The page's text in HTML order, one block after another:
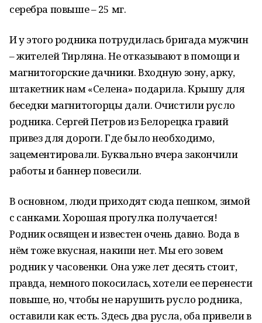
серебра повыше – 25 мг.
И у этого родника потрудилась бригада мужчин
– жителей Тирляна. Не отказывают в помощи и
магнитогорские дачники. Входную зону, арку,
штакетник нам «Селена» подарила. Крышу для
беседки магнитогорцы дали. Очистили русло
родника. Сергей Петров из Белорецка гравий
привез для дороги. Где было необходимо,
зацементировали. Буквально вчера закончили
работы и баннер повесили.
В основном, люди приходят сюда пешком, зимой
с санками. Хорошая прогулка получается!
Родник освящен и известен очень давно. Вода в
нём тоже вкусная, накипи нет. Мы его зовем
родник у часовенки. Она уже лет десять стоит,
правда, немного покосилась, хотели ее перенести
повыше, но, чтобы не нарушить русло родника,
оставили как есть. Здесь два русла, оба привели в